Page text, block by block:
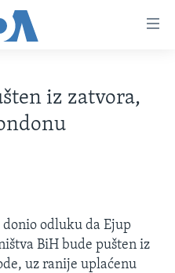
iz zatvora,
donio odluku da Ejup
BiH bude pušten iz
uz ranije uplaćenu